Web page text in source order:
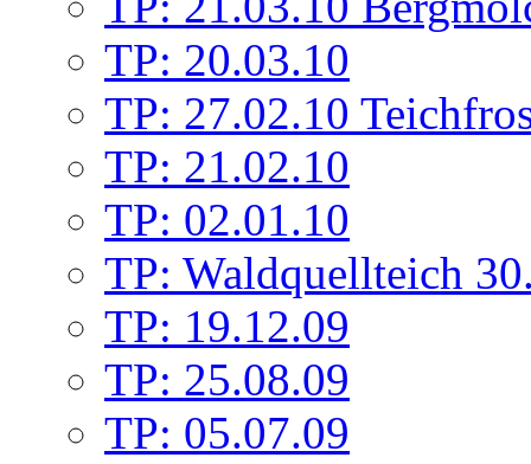
TP: 20.03.10
TP: 27.02.10
TP: 21.02.10
TP: 02.01.10
TP: Waldquellteich
TP: 19.12.09
TP: 25.08.09
TP: 05.07.09